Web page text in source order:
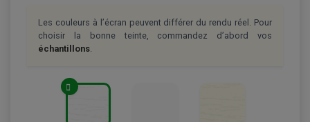
Les couleurs à l’écran peuvent différer du rendu réel. Pour
choisir la bonne teinte, commandez d’abord vos
échantillons.